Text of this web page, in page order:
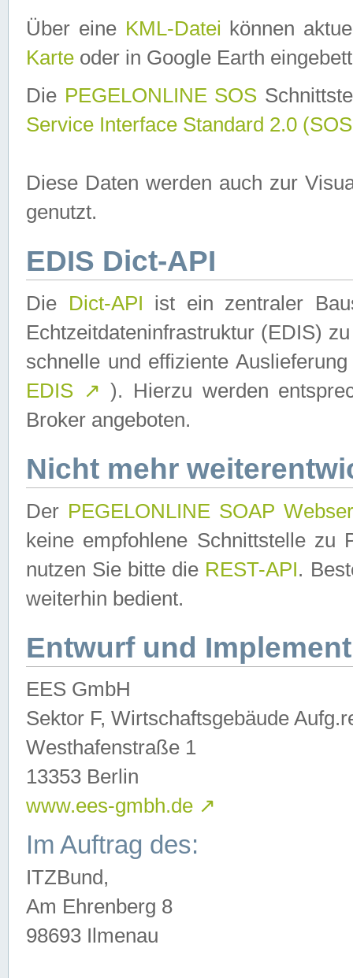
Über eine KML-Datei können
Karte oder in Google Earth
Die PEGELONLINE SOS
Service Interface Standard 2.0
Diese Daten werden auch zur
genutzt.
EDIS Dict-API
Die Dict-API ist ein zentraler
Echtzeitdateninfrastruktur (EDIS)
schnelle und effiziente
EDIS ↗ ). Hierzu werden
Broker angeboten.
Nicht mehr
Der PEGELONLINE SOAP
keine empfohlene Schnittstelle zu
nutzen Sie bitte die REST-API.
weiterhin bedient.
Entwurf und
EES GmbH
Sektor F, Wirtschaftsgebäude
Westhafenstraße 1
13353 Berlin
www.ees-gmbh.de ↗
Im Auftrag des:
ITZBund,
Am Ehrenberg 8
98693 Ilmenau